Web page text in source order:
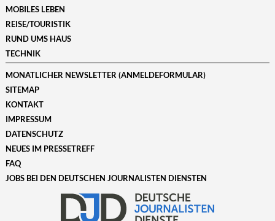
MOBILES LEBEN
REISE/TOURISTIK
RUND UMS HAUS
TECHNIK
MONATLICHER NEWSLETTER (ANMELDEFORMULAR)
SITEMAP
KONTAKT
IMPRESSUM
DATENSCHUTZ
NEUES IM PRESSETREFF
FAQ
JOBS BEI DEN DEUTSCHEN JOURNALISTEN DIENSTEN